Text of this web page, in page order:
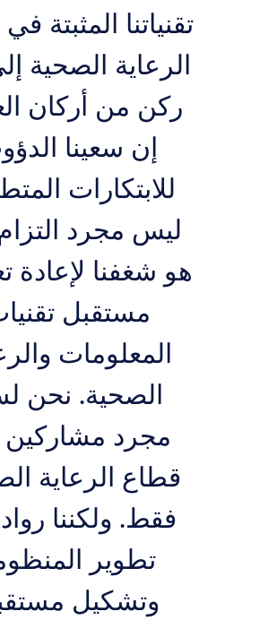
تقنياتنا المثبتة
الرعاية الصحية
ركن من أركان
إن سعينا
للابتكارات
ليس مجرد
هو شغفنا لإعادة
مستقبل
المعلومات
الصحية. نحن
مجرد
قطاع الرعاية
فقط. ولكننا
تطوير
وتشكيل